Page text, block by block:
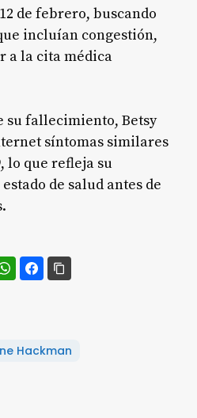
de febrero, buscando
incluían congestión,
a la cita médica
su fallecimiento, Betsy
síntomas similares
lo que refleja su
de salud antes de
Hackman